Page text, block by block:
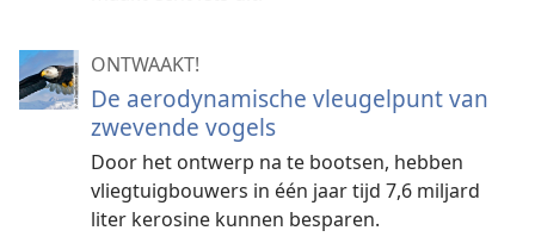
ONTWAAKT!
De aerodynamische vleugelpunt van
zwevende vogels
Door het ontwerp na te bootsen, hebben
vliegtuigbouwers in één jaar tijd 7,6 miljard
liter kerosine kunnen besparen.